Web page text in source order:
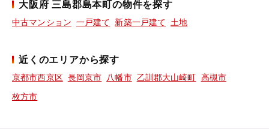
大阪府 三島郡島本町の物件を探す
中古マンション 一戸建て 新築一戸建て 土地
近くのエリアから探す
京都市西京区 長岡京市 八幡市 乙訓郡大山崎町 高槻市
枚方市